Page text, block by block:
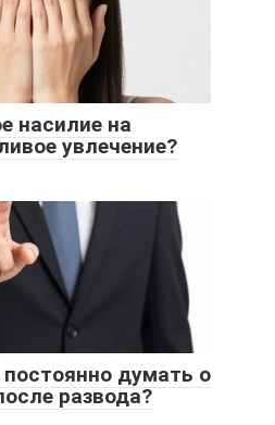
насилие на
увлечение?
постоянно думать о
развода?